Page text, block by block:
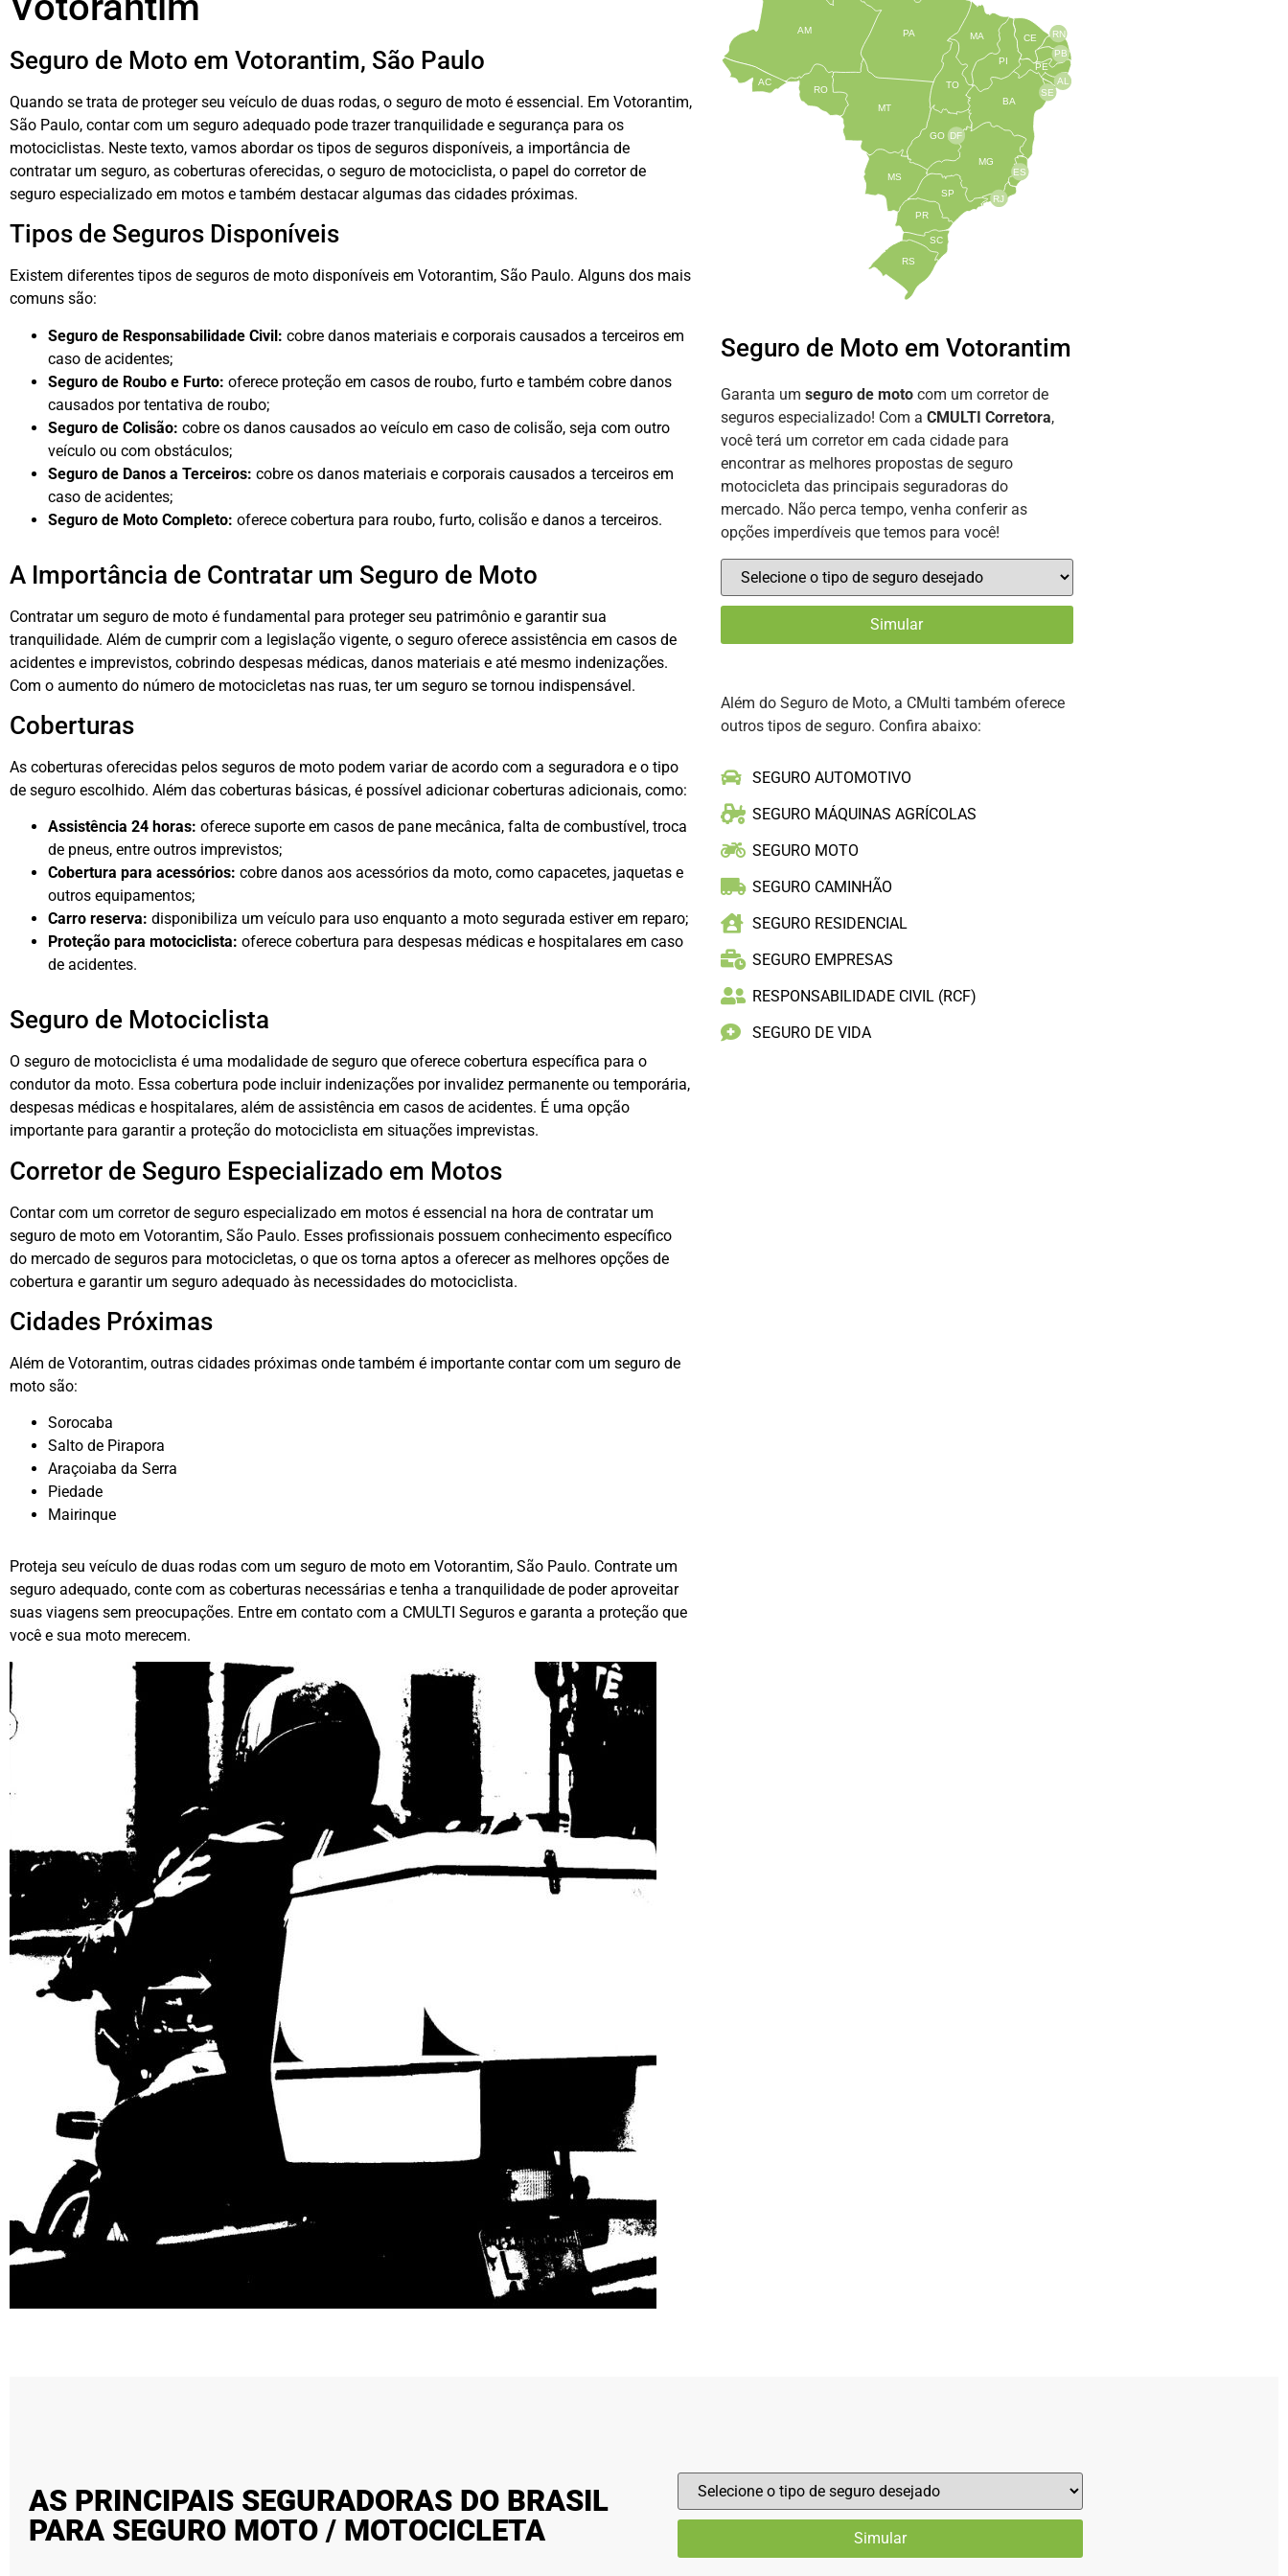
Seguro de Moto em Votorantim, São Paulo
Quando se trata de proteger seu veículo de duas rodas, o seguro de moto é essencial. Em Votorantim,
São Paulo, contar com um seguro adequado pode trazer tranquilidade e segurança para os
motociclistas. Neste texto, vamos abordar os tipos de seguros disponíveis, a importância de
contratar um seguro, as coberturas oferecidas, o seguro de motociclista, o papel do corretor de
seguro especializado em motos e também destacar algumas das cidades próximas.
Tipos de Seguros Disponíveis
Existem diferentes tipos de seguros de moto disponíveis em Votorantim, São Paulo. Alguns dos mais
comuns são:
Seguro de Responsabilidade Civil: cobre danos materiais e corporais causados a terceiros em
caso de acidentes;
Seguro de Roubo e Furto: oferece proteção em casos de roubo, furto e também cobre danos
causados por tentativa de roubo;
Seguro de Colisão: cobre os danos causados ao veículo em caso de colisão, seja com outro
veículo ou com obstáculos;
Seguro de Danos a Terceiros: cobre os danos materiais e corporais causados a terceiros em
caso de acidentes;
Seguro de Moto Completo: oferece cobertura para roubo, furto, colisão e danos a terceiros.
A Importância de Contratar um Seguro de Moto
Contratar um seguro de moto é fundamental para proteger seu patrimônio e garantir sua
tranquilidade. Além de cumprir com a legislação vigente, o seguro oferece assistência em casos de
acidentes e imprevistos, cobrindo despesas médicas, danos materiais e até mesmo indenizações.
Com o aumento do número de motocicletas nas ruas, ter um seguro se tornou indispensável.
Coberturas
As coberturas oferecidas pelos seguros de moto podem variar de acordo com a seguradora e o tipo
de seguro escolhido. Além das coberturas básicas, é possível adicionar coberturas adicionais, como:
Assistência 24 horas: oferece suporte em casos de pane mecânica, falta de combustível, troca
de pneus, entre outros imprevistos;
Cobertura para acessórios: cobre danos aos acessórios da moto, como capacetes, jaquetas e
outros equipamentos;
Carro reserva: disponibiliza um veículo para uso enquanto a moto segurada estiver em reparo;
Proteção para motociclista: oferece cobertura para despesas médicas e hospitalares em caso
de acidentes.
Seguro de Motociclista
O seguro de motociclista é uma modalidade de seguro que oferece cobertura específica para o
condutor da moto. Essa cobertura pode incluir indenizações por invalidez permanente ou temporária,
despesas médicas e hospitalares, além de assistência em casos de acidentes. É uma opção
importante para garantir a proteção do motociclista em situações imprevistas.
Corretor de Seguro Especializado em Motos
Contar com um corretor de seguro especializado em motos é essencial na hora de contratar um
seguro de moto em Votorantim, São Paulo. Esses profissionais possuem conhecimento específico
do mercado de seguros para motocicletas, o que os torna aptos a oferecer as melhores opções de
cobertura e garantir um seguro adequado às necessidades do motociclista.
Cidades Próximas
Além de Votorantim, outras cidades próximas onde também é importante contar com um seguro de
moto são:
Sorocaba
Salto de Pirapora
Araçoiaba da Serra
Piedade
Mairinque
Proteja seu veículo de duas rodas com um seguro de moto em Votorantim, São Paulo. Contrate um
seguro adequado, conte com as coberturas necessárias e tenha a tranquilidade de poder aproveitar
suas viagens sem preocupações. Entre em contato com a CMULTI Seguros e garanta a proteção que
você e sua moto merecem.
TO
BA
SE
PE
AL
RN
CE
PI
MA
PA
AM
AC
RO
MT
MS
GO
PR
SC
RS
SP
MG
RJ
ES
DF
PB
Seguro de Moto em Votorantim
Garanta um seguro de moto com um corretor de
seguros especializado! Com a CMULTI Corretora,
você terá um corretor em cada cidade para
encontrar as melhores propostas de seguro
motocicleta das principais seguradoras do
mercado. Não perca tempo, venha conferir as
opções imperdíveis que temos para você!
Além do Seguro de Moto, a CMulti também oferece
outros tipos de seguro. Confira abaixo:
SEGURO AUTOMOTIVO
SEGURO MÁQUINAS AGRÍCOLAS
SEGURO MOTO
SEGURO CAMINHÃO
SEGURO RESIDENCIAL
SEGURO EMPRESAS
RESPONSABILIDADE CIVIL (RCF)
SEGURO DE VIDA
AS PRINCIPAIS SEGURADORAS DO BRASIL
PARA SEGURO MOTO / MOTOCICLETA